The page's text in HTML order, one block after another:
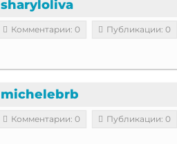
sharyloliva
Комментарии: 0 Публикации: 0
michelebrb
Комментарии: 0 Публикации: 0